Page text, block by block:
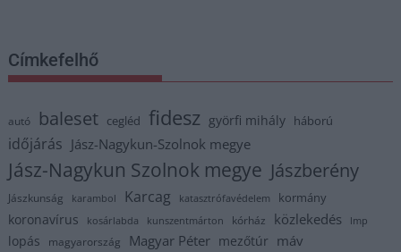
Címkefelhő
autó baleset cegléd fidesz györfi mihály háború
időjárás Jász-Nagykun-Szolnok megye
Jász-Nagykun Szolnok megye Jászberény
Jászkunság karambol Karcag katasztrófavédelem kormány
koronavírus kosárlabda kunszentmárton kórház közlekedés lmp
lopás magyarország Magyar Péter mezőtúr máv